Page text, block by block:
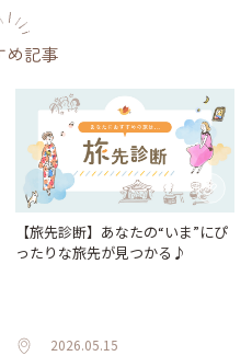
め記事
【旅先診断】あなたの“いま”にぴ
ったりな旅先が見つかる♪
2026.05.15